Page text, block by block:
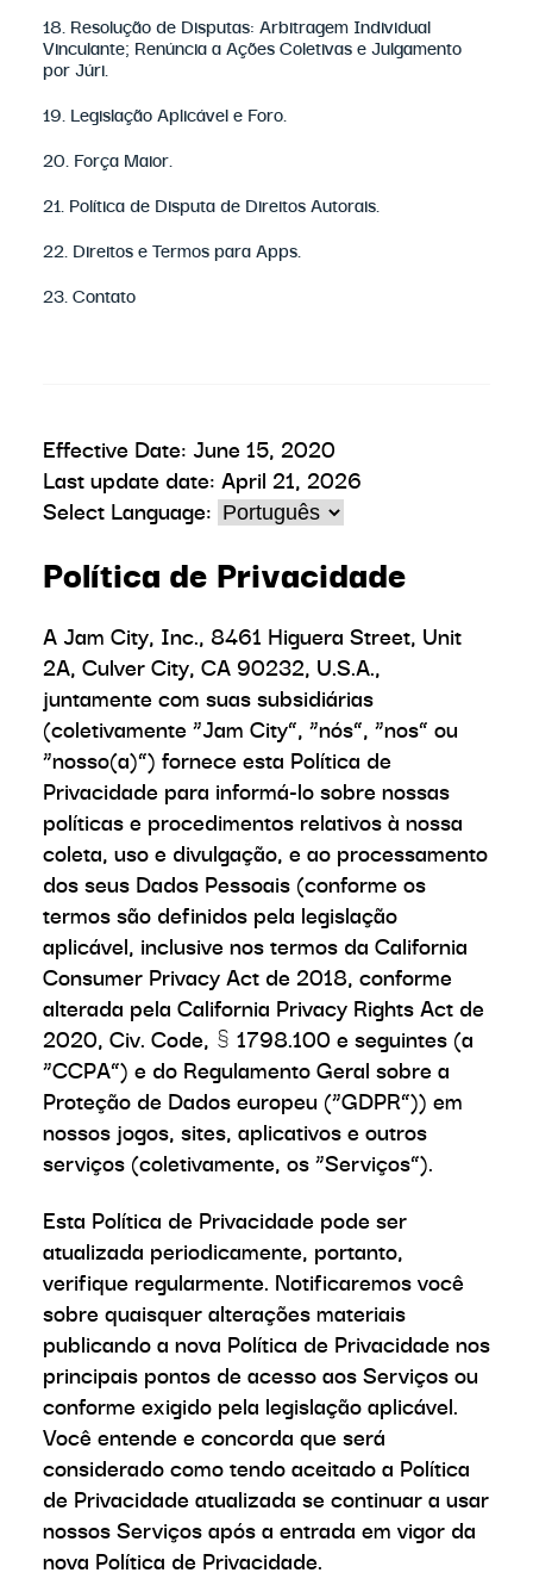
18. Resolução de Disputas: Arbitragem Individual
Vinculante; Renúncia a Ações Coletivas e Julgamento
por Júri.
19. Legislação Aplicável e Foro.
20. Força Maior.
21. Política de Disputa de Direitos Autorais.
22. Direitos e Termos para Apps.
23. Contato
Select Language:
Effective Date: June 15, 2020
Last update date: April 21, 2026
Política de Privacidade
A Jam City, Inc., 8461 Higuera Street, Unit
2A, Culver City, CA 90232, U.S.A.,
juntamente com suas subsidiárias
(coletivamente “Jam City”, “nós”, “nos” ou
“nosso(a)”) fornece esta Política de
Privacidade para informá-lo sobre nossas
políticas e procedimentos relativos à nossa
coleta, uso e divulgação, e ao processamento
dos seus Dados Pessoais (conforme os
termos são definidos pela legislação
aplicável, inclusive nos termos da California
Consumer Privacy Act de 2018, conforme
alterada pela California Privacy Rights Act de
2020, Civ. Code, § 1798.100 e seguintes (a
“CCPA”) e do Regulamento Geral sobre a
Proteção de Dados europeu (“GDPR”)) em
nossos jogos, sites, aplicativos e outros
serviços (coletivamente, os “Serviços”).
Esta Política de Privacidade pode ser
atualizada periodicamente, portanto,
verifique regularmente. Notificaremos você
sobre quaisquer alterações materiais
publicando a nova Política de Privacidade nos
principais pontos de acesso aos Serviços ou
conforme exigido pela legislação aplicável.
Você entende e concorda que será
considerado como tendo aceitado a Política
de Privacidade atualizada se continuar a usar
nossos Serviços após a entrada em vigor da
nova Política de Privacidade.